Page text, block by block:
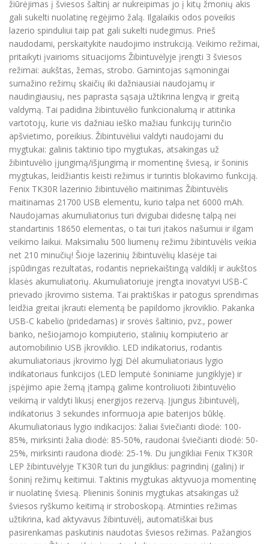
žiūrėjimas į šviesos šaltinį ar nukreipimas jo į kitų žmonių akis
gali sukelti nuolatinę regėjimo žalą. Ilgalaikis odos poveikis
lazerio spinduliui taip pat gali sukelti nudegimus. Prieš
naudodami, perskaitykite naudojimo instrukciją. Veikimo režimai,
pritaikyti įvairioms situacijoms Žibintuvėlyje įrengti 3 šviesos
režimai: aukštas, žemas, strobo. Gamintojas sąmoningai
sumažino režimų skaičių iki dažniausiai naudojamų ir
naudingiausių, nes paprasta sąsaja užtikrina lengvą ir greitą
valdymą. Tai padidina žibintuvėlio funkcionalumą ir atitinka
vartotojų, kurie vis dažniau ieško mažiau funkcijų turinčio
apšvietimo, poreikius. Žibintuvėliui valdyti naudojami du
mygtukai: galinis taktinio tipo mygtukas, atsakingas už
žibintuvėlio įjungimą/išjungimą ir momentinę šviesą, ir šoninis
mygtukas, leidžiantis keisti režimus ir turintis blokavimo funkciją.
Fenix TK30R lazerinio žibintuvėlio maitinimas Žibintuvėlis
maitinamas 21700 USB elementu, kurio talpa net 6000 mAh.
Naudojamas akumuliatorius turi dvigubai didesnę talpą nei
standartinis 18650 elementas, o tai turi įtakos našumui ir ilgam
veikimo laikui. Maksimaliu 500 liumenų režimu žibintuvėlis veikia
net 210 minučių! Šioje lazerinių žibintuvėlių klasėje tai
įspūdingas rezultatas, rodantis nepriekaištingą valdiklį ir aukštos
klasės akumuliatorių. Akumuliatoriuje įrengta inovatyvi USB-C
prievado įkrovimo sistema. Tai praktiškas ir patogus sprendimas
leidžia greitai įkrauti elementą be papildomo įkroviklio. Pakanka
USB-C kabelio (pridedamas) ir srovės šaltinio, pvz., power
banko, nešiojamojo kompiuterio, stalinių kompiuterio ar
automobilinio USB įkroviklio. LED indikatorius, rodantis
akumuliatoriaus įkrovimo lygį Dėl akumuliatoriaus lygio
indikatoriaus funkcijos (LED lemputė šoniniame jungiklyje) ir
įspėjimo apie žemą įtampą galime kontroliuoti žibintuvėlio
veikimą ir valdyti likusį energijos rezervą. Įjungus žibintuvėlį,
indikatorius 3 sekundes informuoja apie baterijos būklę.
Akumuliatoriaus lygio indikacijos: žaliai šviečianti diodė: 100-
85%, mirksinti žalia diodė: 85-50%, raudonai šviečianti diodė: 50-
25%, mirksinti raudona diodė: 25-1%. Du jungikliai Fenix TK30R
LEP žibintuvėlyje TK30R turi du jungiklius: pagrindinį (galinį) ir
šoninį režimų keitimui. Taktinis mygtukas aktyvuoja momentinę
ir nuolatinę šviesą. Plieninis šoninis mygtukas atsakingas už
šviesos ryškumo keitimą ir stroboskopą. Atminties režimas
užtikrina, kad aktyvavus žibintuvėlį, automatiškai bus
pasirenkamas paskutinis naudotas šviesos režimas. Pažangios